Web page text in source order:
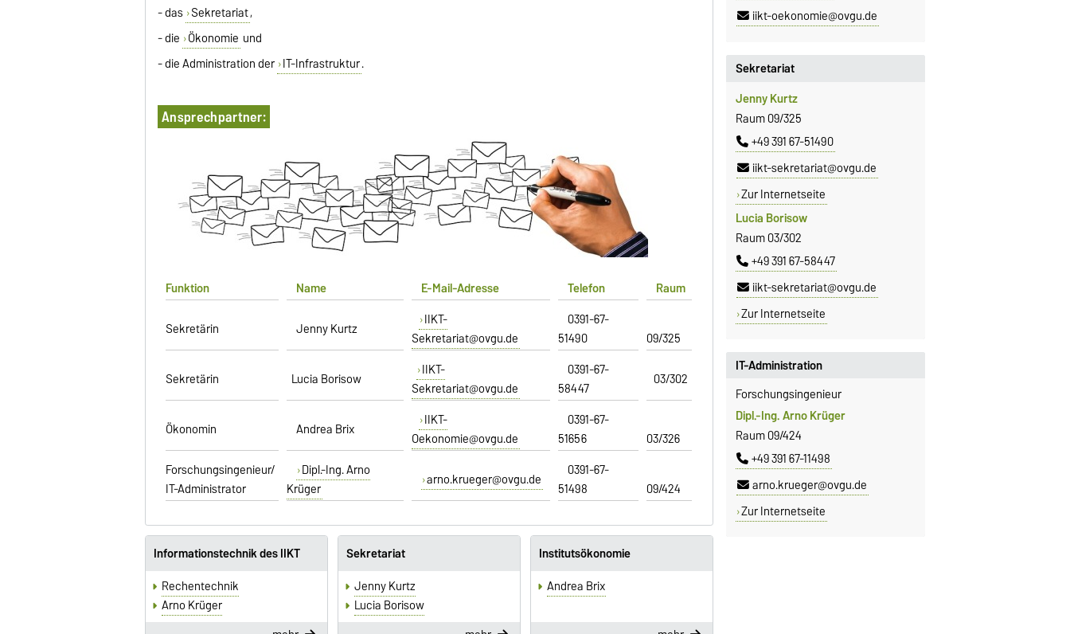
- das Sekretariat,
- die Ökonomie und
- die Administration der IT-Infrastruktur.
Ansprechpartner:
Funktion Name E-Mail-Adresse Telefon Raum
Sekretärin Jenny Kurtz
IIKT-
Sekretariat@ovgu.de
0391-67-
51490
09/325
Sekretärin Lucia Borisow
IIKT-
Sekretariat@ovgu.de
0391-67-
58447
03/302
Ökonomin Andrea Brix
IIKT-
Oekonomie@ovgu.de
0391-67-
51656
03/326
Forschungsingenieur/
IT-Administrator
Dipl.-Ing. Arno
Krüger
arno.krueger@ovgu.de
0391-67-
51498
09/424
Informationstechnik des IIKT
Rechentechnik
Arno Krüger
Sekretariat
Jenny Kurtz
Lucia Borisow
Institutsökonomie
Andrea Brix
iikt-oekonomie@ovgu.de
Sekretariat
Jenny Kurtz
Raum 09/325
+49 391 67-51490
iikt-sekretariat@ovgu.de
Zur Internetseite
Lucia Borisow
Raum 03/302
+49 391 67-58447
iikt-sekretariat@ovgu.de
Zur Internetseite
IT-Administration
Forschungsingenieur
Dipl.-Ing. Arno Krüger
Raum 09/424
+49 391 67-11498
arno.krueger@ovgu.de
Zur Internetseite